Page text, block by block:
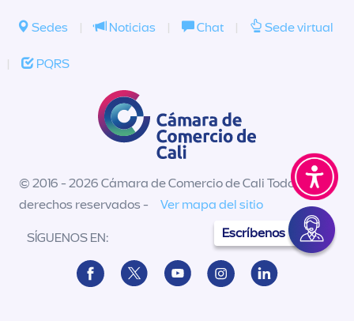
Escríbenos
Sedes | Noticias | Chat | Sede virtual
| PQRS
© 2016 - 2026 Cámara de Comercio de Cali Todos los
derechos reservados -
Ver mapa del sitio
SÍGUENOS EN: